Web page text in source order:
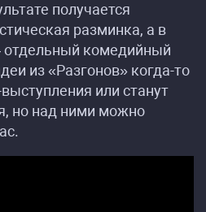
получается
разминка, а в
отдельный комедийный
из «Разгонов» когда-то
или станут
но над ними можно